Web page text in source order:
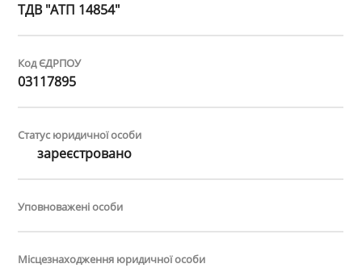
ТДВ "АТП 14854"
Код ЄДРПОУ
03117895
Статус юридичної особи
зареєстровано
Уповноважені особи
Місцезнаходження юридичної особи